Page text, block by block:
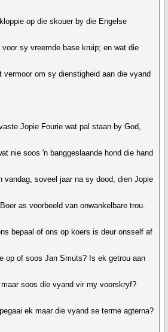
op die skouer by die Engelse
sy vreemde base kruip; en wat die
om sy dienstigheid aan die vyand
Jopie Fourie wat pal staan by God,
nie soos 'n banggeslaande hond die hand
vandag, soveel jaar na sy dood, dien Jopie
as voorbeeld van onwankelbare trou.
bepaal of ons op koers is deur onsself af
op of soos Jan Smuts? Is ek getrou aan
soos die vyand vir my voorskryf?
ek maar die vyand se terme agterna?